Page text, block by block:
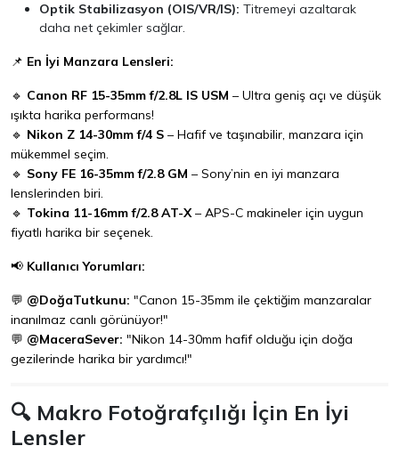
Optik Stabilizasyon (OIS/VR/IS): Titremeyi azaltarak
daha net çekimler sağlar.
📌 En İyi Manzara Lensleri:
🔹 Canon RF 15-35mm f/2.8L IS USM – Ultra geniş açı ve düşük
ışıkta harika performans!
🔹 Nikon Z 14-30mm f/4 S – Hafif ve taşınabilir, manzara için
mükemmel seçim.
🔹 Sony FE 16-35mm f/2.8 GM – Sony’nin en iyi manzara
lenslerinden biri.
🔹 Tokina 11-16mm f/2.8 AT-X– APS-C makineler için uygun
fiyatlı harika bir seçenek.
📢 Kullanıcı Yorumları:
💬 @DoğaTutkunu: "Canon 15-35mm ile çektiğim manzaralar
inanılmaz canlı görünüyor!"
💬 @MaceraSever: "Nikon 14-30mm hafif olduğu için doğa
gezilerinde harika bir yardımcı!"
🔍 Makro Fotoğrafçılığı İçin En İyi
Lensler